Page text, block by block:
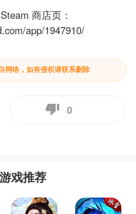
商店页：
app/1947910/
网络，如有侵权请联系删除
0
戏推荐